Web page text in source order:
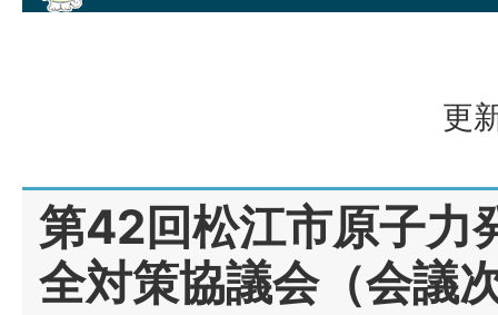
更
第42回松江市原子力
全対策協議会（会議